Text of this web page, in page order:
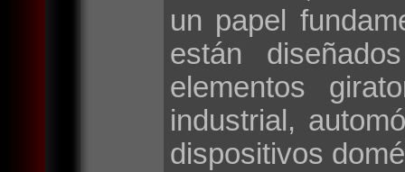
un papel
están
elementos
industrial,
dispositivos